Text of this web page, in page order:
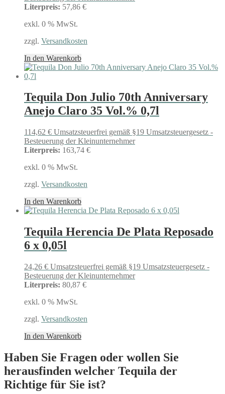
Literpreis: 57,86 €
exkl. 0 % MwSt.
zzgl. Versandkosten
In den Warenkorb
Tequila Don Julio 70th Anniversary
Anejo Claro 35 Vol.% 0,7l
114,62 € Umsatzsteuerfrei gemäß §19 Umsatzsteuergesetz -
Besteuerung der Kleinunternehmer
Literpreis: 163,74 €
exkl. 0 % MwSt.
zzgl. Versandkosten
In den Warenkorb
Tequila Herencia De Plata Reposado
6 x 0,05l
24,26 € Umsatzsteuerfrei gemäß §19 Umsatzsteuergesetz -
Besteuerung der Kleinunternehmer
Literpreis: 80,87 €
exkl. 0 % MwSt.
zzgl. Versandkosten
In den Warenkorb
Haben Sie Fragen oder wollen Sie
herausfinden welcher Tequila der
Richtige für Sie ist?